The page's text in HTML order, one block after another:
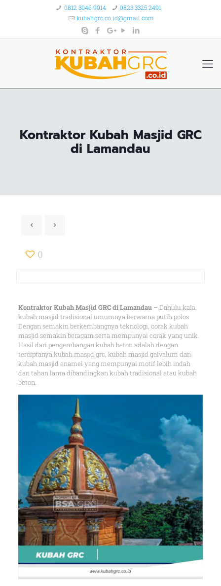
0812 3046 9914
0823 3325 2491
kubahgrc.co.id@gmail.com
Kontraktor Kubah Masjid GRC
di Lamandau
0
Kontraktor Kubah Masjid GRC di Lamandau– Dahulu kala,
kubah masjid tradisional umumnya berwarna putih polos
Dengan semakin berkembangnya teknologi, corak kubah
masjid semakin beragam serta mempunyai corak yang unik.
Hasil dari pengembangan kubah beton adalah dengan
terciptanya kubah masjid grc, kubah masjid galvalum dan
kubah masjid enamel yang mempunyai motif lebih indah
dan tahan lama dibandingkan kubah tradisional atau kubah
beton.